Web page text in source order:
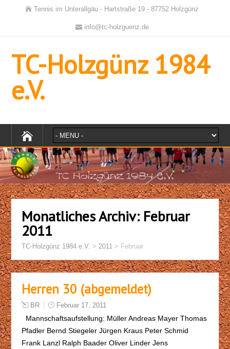
Tennis im Unterallgäu - Hartstraße 19 - 87752 Holzgünz
info@tc-holzguenz.de
TC-Holzgünz 1984
e.V.
Monatliches Archiv: Februar
2011
TC-Holzgünz 1984 e.V. > 2011 > Februar
Herren 30 (abgemeldet)
BR Februar 17, 2011
Mannschaftsaufstellung: Müller Andreas Mayer Thomas
Pfadler Bernd Stiegeler Jürgen Kraus Peter Schmid
Frank Lanzl Ralph Baader Oliver Linder Jens